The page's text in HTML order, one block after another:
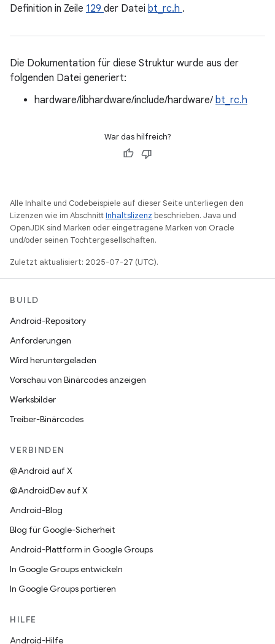
Definition in Zeile 129 der Datei bt_rc.h .
Die Dokumentation für diese Struktur wurde aus der
folgenden Datei generiert:
hardware/libhardware/include/hardware/ bt_rc.h
War das hilfreich?
Alle Inhalte und Codebeispiele auf dieser Seite unterliegen den
Lizenzen wie im AbschnittInhaltslizenz beschrieben. Java und
OpenJDK sind Marken oder eingetragene Marken von Oracle
und/oder seinen Tochtergesellschaften.
Zuletzt aktualisiert: 2025-07-27 (UTC).
BUILD
Android-Repository
Anforderungen
Wird heruntergeladen
Vorschau von Binärcodes anzeigen
Werksbilder
Treiber-Binärcodes
VERBINDEN
@Android auf X
@AndroidDev auf X
Android-Blog
Blog für Google-Sicherheit
Android-Plattform in Google Groups
In Google Groups entwickeln
In Google Groups portieren
HILFE
Android-Hilfe